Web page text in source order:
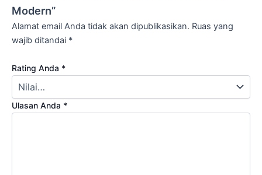
Modern”
Alamat email Anda tidak akan dipublikasikan. Ruas yang
wajib ditandai *
Rating Anda *
Ulasan Anda *